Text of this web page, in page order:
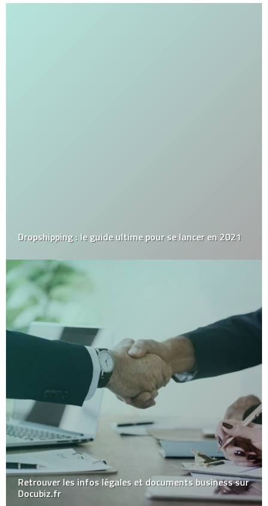
Dropshipping : le guide ultime pour se lancer en 2021
Retrouver les infos légales et documents business sur
Docubiz.fr